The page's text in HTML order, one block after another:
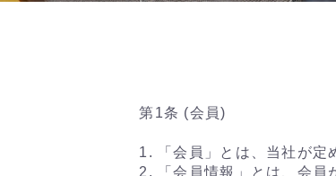
第1条 (会員)
1. 「会員」とは、当社が定
2. 「会員情報」とは、会員